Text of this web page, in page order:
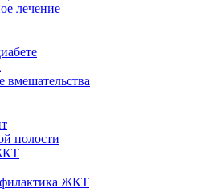
лечение
вмешательства
полости
ЖКТ